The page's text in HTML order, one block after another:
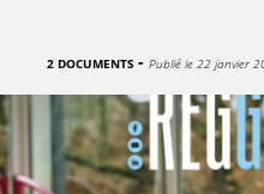
2 DOCUMENTS Publié le 22 janvier